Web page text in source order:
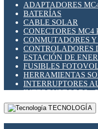
ADAPTADORES
BATERÍAS
CABLE SOLAR
CONECTORES MC4
CONMUTADORES
CONTROLADORES
ESTACIÓN DE
FUSIBLES
HERRAMIENTAS
INTERRUPTORES
INTERRUPTORES -
FOTOVOLTÁICOS
MONTAJE PANEL
TECNOLOGÍA